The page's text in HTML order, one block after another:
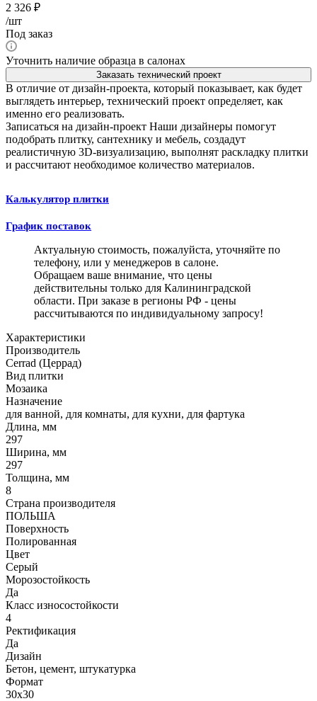
2 326 ₽
/шт
Под заказ
Уточнить наличие образца в салонах
Заказать технический проект
В отличие от дизайн-проекта, который показывает, как будет
выглядеть интерьер, технический проект определяет, как
именно его реализовать.
Записаться на дизайн-проект Наши дизайнеры помогут
подобрать плитку, сантехнику и мебель, создадут
реалистичную 3D-визуализацию, выполнят раскладку плитки
и рассчитают необходимое количество материалов.
Калькулятор плитки
График поставок
Актуальную стоимость, пожалуйста, уточняйте по
телефону, или у менеджеров в салоне.
Обращаем ваше внимание, что цены
действительны только для Калининградской
области. При заказе в регионы РФ - цены
рассчитываются по индивидуальному запросу!
Характеристики
Производитель
Cerrad (Церрад)
Вид плитки
Мозаика
Назначение
для ванной, для комнаты, для кухни, для фартука
Длина, мм
297
Ширина, мм
297
Толщина, мм
8
Страна производителя
ПОЛЬША
Поверхность
Полированная
Цвет
Серый
Морозостойкость
Да
Класс износостойкости
4
Ректификация
Да
Дизайн
Бетон, цемент, штукатурка
Формат
30x30